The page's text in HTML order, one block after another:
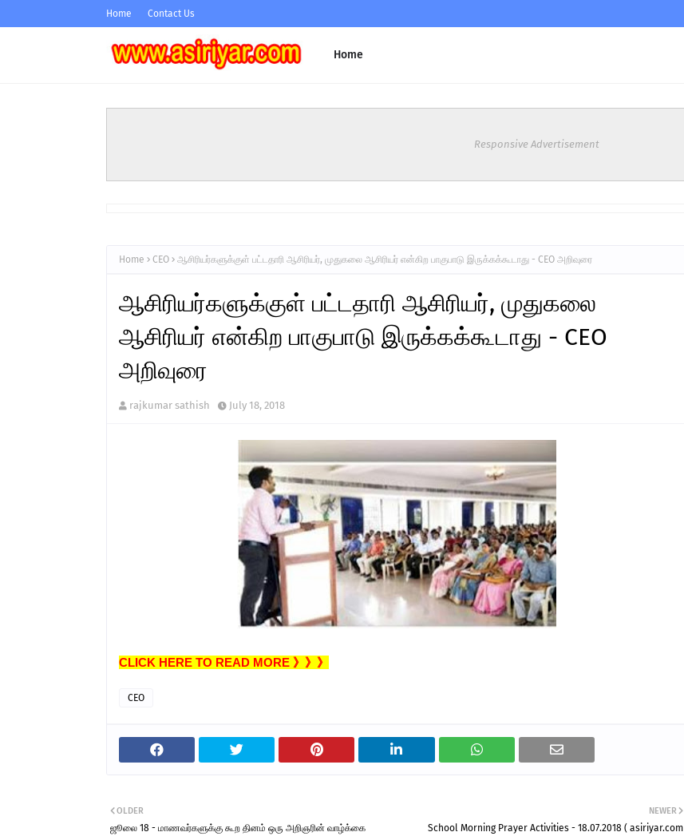
Home Contact Us
Home
Responsive Advertisement
Home CEO ஆசிரியர்களுக்குள் பட்டதாரி ஆசிரியர், முதுகலை ஆசிரியர் என்கிற பாகுபாடு இருக்கக்கூடாது - CEO அறிவுரை
ஆசிரியர்களுக்குள் பட்டதாரி ஆசிரியர், முதுகலை
ஆசிரியர் என்கிற பாகுபாடு இருக்கக்கூடாது - CEO
அறிவுரை
rajkumar sathish July 18, 2018
CLICK HERE TO READ MORE 》》》
CEO
NEWER
School Morning Prayer Activities - 18.07.2018 ( asiriyar.com
OLDER
ஜூலை 18 - மாணவர்களுக்கு கூற தினம் ஒரு அறிஞரின் வாழ்க்கை